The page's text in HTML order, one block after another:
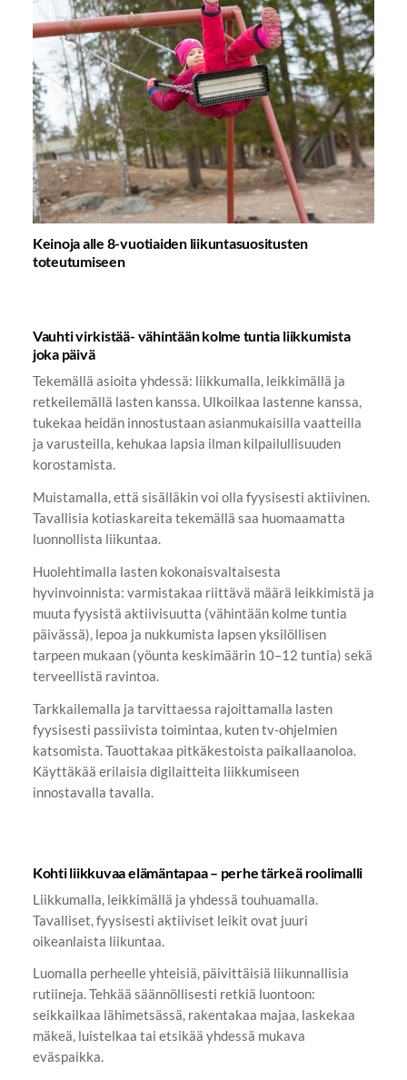
Keinoja alle 8-vuotiaiden liikuntasuositusten
toteutumiseen
Vauhti virkistää- vähintään kolme tuntia liikkumista
joka päivä
Tekemällä asioita yhdessä: liikkumalla, leikkimällä ja
retkeilemällä lasten kanssa. Ulkoilkaa lastenne kanssa,
tukekaa heidän innostustaan asianmukaisilla vaatteilla
ja varusteilla, kehukaa lapsia ilman kilpailullisuuden
korostamista.
Muistamalla, että sisälläkin voi olla fyysisesti aktiivinen.
Tavallisia kotiaskareita tekemällä saa huomaamatta
luonnollista liikuntaa.
Huolehtimalla lasten kokonaisvaltaisesta
hyvinvoinnista: varmistakaa riittävä määrä leikkimistä ja
muuta fyysistä aktiivisuutta (vähintään kolme tuntia
päivässä), lepoa ja nukkumista lapsen yksilöllisen
tarpeen mukaan (yöunta keskimäärin 10–12 tuntia) sekä
terveellistä ravintoa.
Tarkkailemalla ja tarvittaessa rajoittamalla lasten
fyysisesti passiivista toimintaa, kuten tv-ohjelmien
katsomista. Tauottakaa pitkäkestoista paikallaanoloa.
Käyttäkää erilaisia digilaitteita liikkumiseen
innostavalla tavalla.
Kohti liikkuvaa elämäntapaa – perhe tärkeä roolimalli
Liikkumalla, leikkimällä ja yhdessä touhuamalla.
Tavalliset, fyysisesti aktiiviset leikit ovat juuri
oikeanlaista liikuntaa.
Luomalla perheelle yhteisiä, päivittäisiä liikunnallisia
rutiineja. Tehkää säännöllisesti retkiä luontoon:
seikkailkaa lähimetsässä, rakentakaa majaa, laskekaa
mäkeä, luistelkaa tai etsikää yhdessä mukava
eväspaikka.